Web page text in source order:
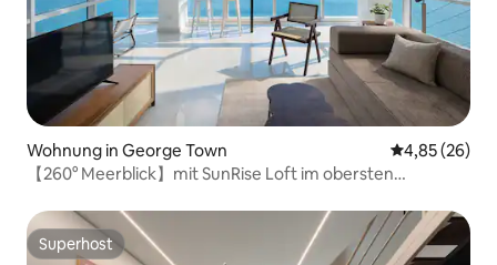
Wohnung in George Town
4,85 (26)
【260° Meerblick】mit SunRise Loft im obersten
Superhost
Superhost